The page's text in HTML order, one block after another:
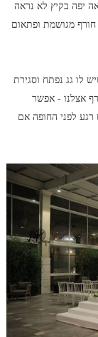
יפה בקיץ לא נראה
מגושמת ופתאום
לו גג נפתח וסגירת
אצלנו - אפשר
לפני החופה אם